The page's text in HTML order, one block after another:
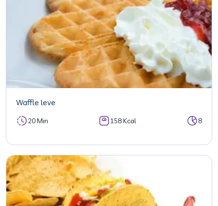
Waffle leve
20 Min 158 Kcal 8